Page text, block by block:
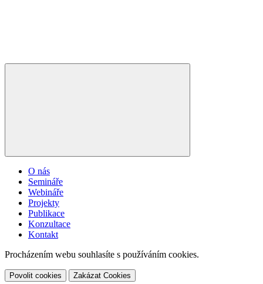
O nás
Semináře
Webináře
Projekty
Publikace
Konzultace
Kontakt
Procházením webu souhlasíte s používáním cookies.
Povolit cookies Zakázat Cookies